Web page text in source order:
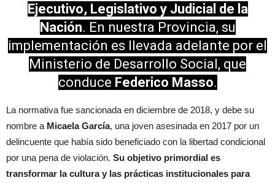
Ejecutivo, Legislativo y Judicial de la
Nación. En nuestra Provincia, su
implementación es llevada adelante por el
Ministerio de Desarrollo Social, que
conduce Federico Masso.
La normativa fue sancionada en diciembre de 2018, y debe su
nombre a Micaela García, una joven asesinada en 2017 por un
delincuente que había sido beneficiado con la libertad condicional
por una pena de violación. Su objetivo primordial es
transformar la cultura y las prácticas institucionales para